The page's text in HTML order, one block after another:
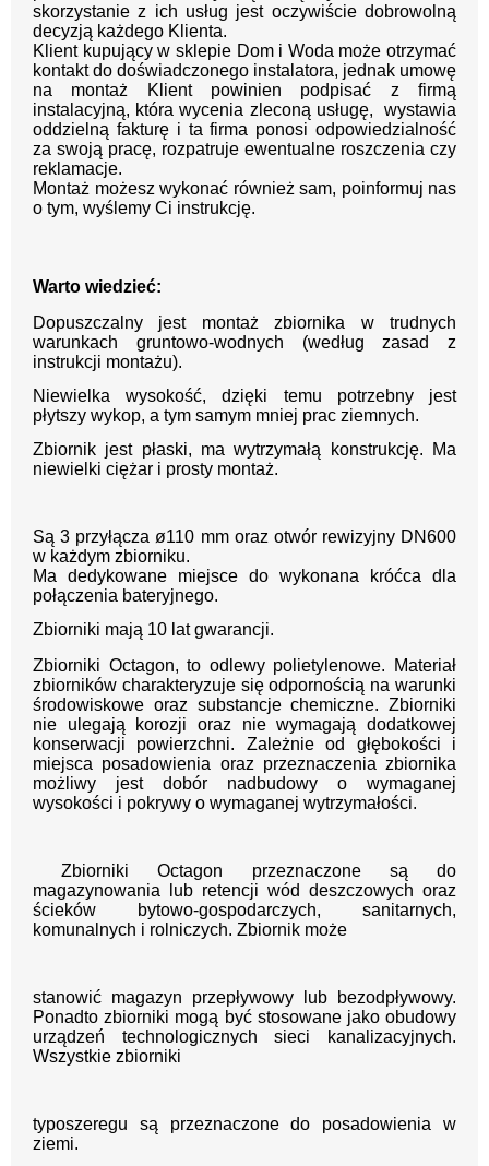
skorzystanie z ich usług jest oczywiście dobrowolną
decyzją każdego Klienta.
Klient kupujący w sklepie Dom i Woda może otrzymać
kontakt do doświadczonego instalatora, jednak umowę
na montaż Klient powinien podpisać z firmą
instalacyjną, która wycenia zleconą usługę, wystawia
oddzielną fakturę i ta firma ponosi odpowiedzialność
za swoją pracę, rozpatruje ewentualne roszczenia czy
reklamacje.
Montaż możesz wykonać również sam, poinformuj nas
o tym, wyślemy Ci instrukcję.
Warto wiedzieć:
Dopuszczalny jest montaż zbiornika w trudnych
warunkach gruntowo-wodnych (według zasad z
instrukcji montażu).
Niewielka wysokość, dzięki temu potrzebny jest
płytszy wykop, a tym samym mniej prac ziemnych.
Zbiornik jest płaski, ma wytrzymałą konstrukcję. Ma
niewielki ciężar i prosty montaż.
Są 3 przyłącza ø110 mm oraz otwór rewizyjny DN600
w każdym zbiorniku.
Ma dedykowane miejsce do wykonana króćca dla
połączenia bateryjnego.
Zbiorniki mają 10 lat gwarancji.
Zbiorniki Octagon, to odlewy polietylenowe. Materiał
zbiorników charakteryzuje się odpornością na warunki
środowiskowe oraz substancje chemiczne. Zbiorniki
nie ulegają korozji oraz nie wymagają dodatkowej
konserwacji powierzchni. Zależnie od głębokości i
miejsca posadowienia oraz przeznaczenia zbiornika
możliwy jest dobór nadbudowy o wymaganej
wysokości i pokrywy o wymaganej wytrzymałości.
Zbiorniki Octagon przeznaczone są do
magazynowania lub retencji wód deszczowych oraz
ścieków bytowo-gospodarczych, sanitarnych,
komunalnych i rolniczych. Zbiornik może
stanowić magazyn przepływowy lub bezodpływowy.
Ponadto zbiorniki mogą być stosowane jako obudowy
urządzeń technologicznych sieci kanalizacyjnych.
Wszystkie zbiorniki
typoszeregu są przeznaczone do posadowienia w
ziemi.